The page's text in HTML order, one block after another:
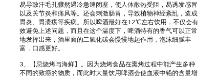
易导致汗毛孔骤然遇冷急速闭塞，使人体散热受阻，易诱发感冒
以及关节炎和痛风等。还会刺激肠胃，导致植物神经紊乱，造成
胃炎、胃溃疡等疾病。所以啤酒最好在12℃左右饮用，不仅会有
效避免上述问题，而且在这个温度下，啤酒特有的香气可以正常
地发挥出来，酒里面的二氧化碳会慢慢地起作用，泡沫细腻丰
富，口感更好。
3、【忌烧烤与海鲜】。因为烧烤食品在熏烤过程中能产生多种
不同的致癌的物质，而此时大量饮用啤酒会使血液中铅的含量增